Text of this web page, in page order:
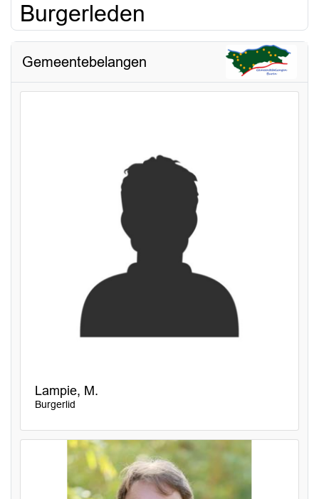
Burgerleden
Gemeentebelangen
Lampie, M.
Burgerlid